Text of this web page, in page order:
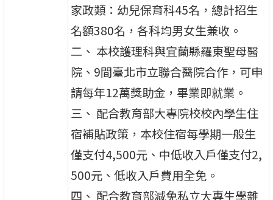
家政類：幼兒保育科45名，總計招生
名額380名，各科均男女生兼收。
二、 本校護理科與宜蘭縣羅東聖母醫
院、9間臺北市立聯合醫院合作，可申
請每年12萬獎助金，畢業即就業。
三、 配合教育部大專院校校內學生住
宿補貼政策，本校住宿每學期一般生
僅支付4,500元、中低收入戶僅支付2,
500元、低收入戶費用全免。
四、 配合教育部減免私立大專生學雜